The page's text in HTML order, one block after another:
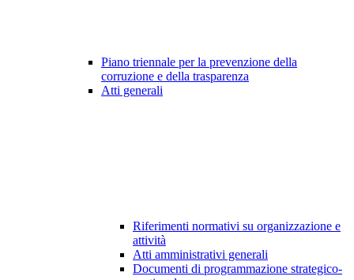
Piano triennale per la prevenzione della
corruzione e della trasparenza
Atti generali
Riferimenti normativi su organizzazione e
attività
Atti amministrativi generali
Documenti di programmazione strategico-